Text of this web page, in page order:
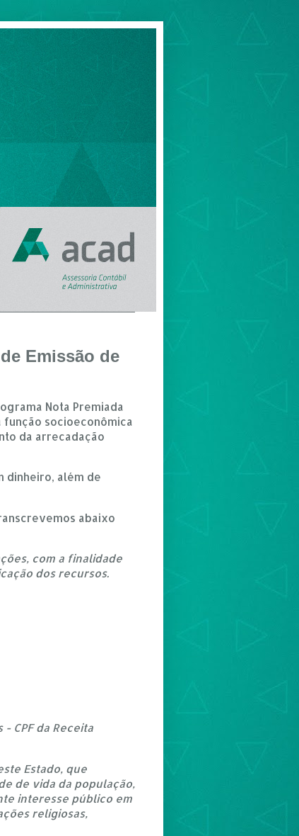
Emissão de
Nota Premiada
socioeconômica
da arrecadação
dinheiro, além de
abaixo
com a finalidade
dos recursos.
CPF da Receita
Estado, que
de vida da população,
interesse público em
religiosas,